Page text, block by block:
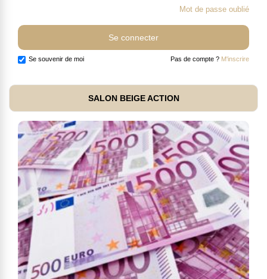
Mot de passe oublié
Se souvenir de moi Pas de compte ? M'inscrire
SALON BEIGE ACTION